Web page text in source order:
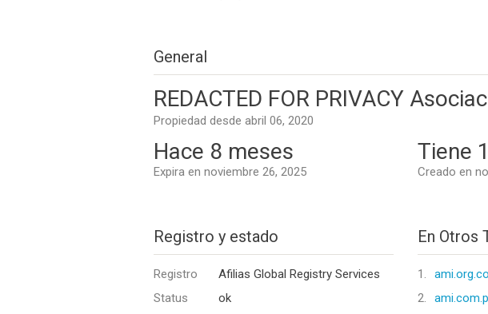
General
REDACTED FOR PRIVACY
Propiedad desde abril 06, 2020
Hace 8 meses
Expira en noviembre 26, 2025
Tiene
Creado en
Registro y estado
Registro
Afilias Global Registry Services
Status
ok
En Otros
1.
ami.org.co
2.